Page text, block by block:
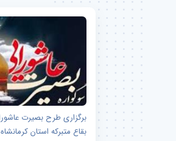
بقاع متبرکه استان کرمانشاه